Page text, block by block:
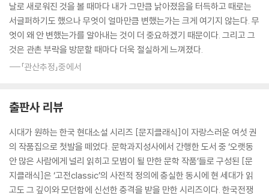
날로 새로워진 것을 볼 때마다 내가 그만큼 낡아졌음을 터득하고 때로는
서글퍼하기도 했으나 무엇이 얼마만큼 변했는가는 크게 여기지 않는다. 무
엇이 왜 안 변했는가를 알아내는 것이 더 중요하겠기 때문이다. 그리고 그
것은 관촌 부락을 방문할 때마다 더욱 절실하게 느껴졌다.
---「관산추정」중에서
출판사 리뷰
시대가 원하는 한국 현대소설 시리즈 [문지클래식]이 자랑스러운 여섯 권
의 작품집으로 첫발을 떼었다. 문학과지성사에서 간행한 도서 중 ‘오랫동
안 많은 사람에게 널리 읽히고 모범이 될 만한 문학 작품’들로 구성된 [문
지클래식]은 ‘고전classic’의 사전적 정의에 충실한 동시에 현 세대가 읽
고도 그 깊이와 모던함에 신선한 충격을 받을 만한 시리즈이다. 한국전쟁